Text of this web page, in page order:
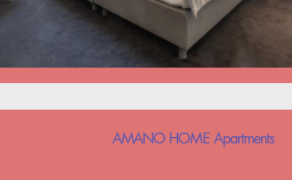
AMANO HOME Apartments